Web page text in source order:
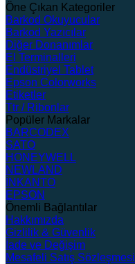
Öne Çıkan Kategoriler
Barkod Okuyucular
Barkod Yazıcılar
Diğer Donanımlar
El Terminalleri
Endüstriyel Tablet
Epson Colorworks
Etiketler
Ttr / Ribonlar
Popüler Markalar
BARCODEX
SATO
HONEYWELL
NEWLAND
İNKANTO
EPSON
Önemli Bağlantılar
Hakkımızda
Gizlilik & Güvenlik
İade ve Değişim
Mesafeli Satış Sözleşmesi